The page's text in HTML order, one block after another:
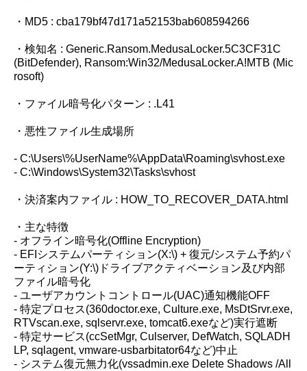
・MD5 : cba179bf47d171a52153bab608594266
・検知名 : Generic.Ransom.MedusaLocker.5C3CF31C
(BitDefender), Ransom:Win32/MedusaLocker.A!MTB (Mic
rosoft)
・ファイル暗号化パターン : .L41
・悪性ファイル生成場所
- C:\Users\%UserName%\AppData\Roaming\svhost.exe
- C:\Windows\System32\Tasks\svhost
・決済案内ファイル : HOW_TO_RECOVER_DATA.html
・主な特徴
- オフライン暗号化(Offline Encryption)
- EFIシステムパーティション(X:\) + 復元/システム予約パ
ーティション(Y:\)ドライブアクティベーション及び内部
ファイル暗号化
- ユーザアカウントコントロール(UAC)通知機能OFF
- 特定プロセス(360doctor.exe, Culture.exe, MsDtSrvr.exe,
RTVscan.exe, sqlservr.exe, tomcat6.exeなど)実行遮断
- 特定サービス(ccSetMgr, Culserver, DefWatch, SQLADH
LP, sqlagent, vmware-usbarbitator64など)中止
- システム復元無力化(vssadmin.exe Delete Shadows /All